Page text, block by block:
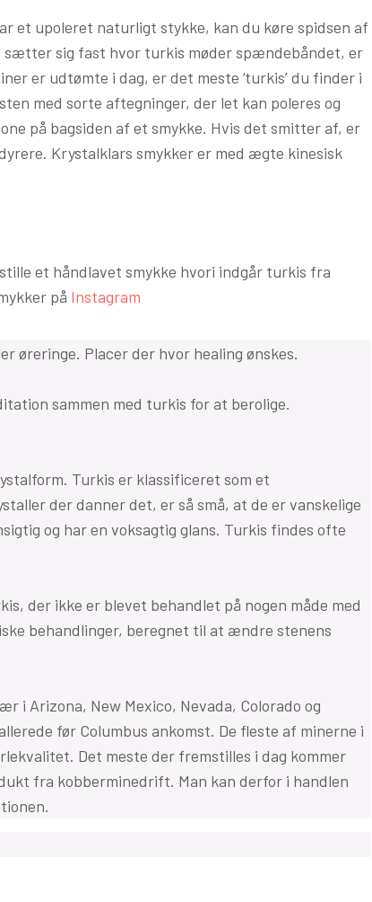
et upoleret naturligt stykke, kan du køre spidsen af
sætter sig fast hvor turkis møder spændebåndet, er
er udtømte i dag, er det meste ‘turkis’ du finder i
med sorte aftegninger, der let kan poleres og
på bagsiden af et smykke. Hvis det smitter af, er
Krystalklars smykker er med ægte kinesisk
et håndlavet smykke hvori indgår turkis fra
på Instagram
øreringe. Placer der hvor healing ønskes.
sammen med turkis for at berolige.
Turkis er klassificeret som et
der danner det, er så små, at de er vanskelige
og har en voksagtig glans. Turkis findes ofte
der ikke er blevet behandlet på nogen måde med
behandlinger, beregnet til at ændre stenens
i Arizona, New Mexico, Nevada, Colorado og
før Columbus ankomst. De fleste af minerne i
Det meste der fremstilles i dag kommer
fra kobberminedrift. Man kan derfor i handlen